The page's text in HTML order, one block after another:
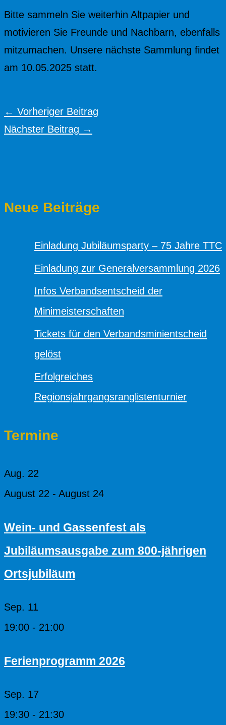
Neue Beiträge
Einladung Jubiläumsparty – 75 Jahre TTC
Einladung zur Generalversammlung 2026
Infos Verbandsentscheid der
Minimeisterschaften
Tickets für den Verbandsminientscheid
gelöst
Erfolgreiches
Regionsjahrgangsranglistenturnier
Termine
Aug. 22
August 22 - August 24
Wein- und Gassenfest als
Jubiläumsausgabe zum 800-jährigen
Ortsjubiläum
Sep. 11
19:00 - 21:00
Ferienprogramm 2026
Sep. 17
19:30 - 21:30
Bitte sammeln Sie weiterhin Altpapier und
motivieren Sie Freunde und Nachbarn, ebenfalls
mitzumachen. Unsere nächste Sammlung findet
am 10.05.2025 statt.
← Vorheriger Beitrag
Nächster Beitrag →